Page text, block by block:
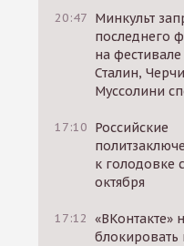
20:47 Минкульт
последнего
на
Сталин,
Муссолини
17:10 Российские
к голодовке
октября
17:12 «ВКонтакте»
блокировать